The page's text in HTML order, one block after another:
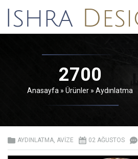
2700
Anasayfa » Ürünler » Aydınlatma
AYDINLATMA, AVIZE 02 AĞUSTOS